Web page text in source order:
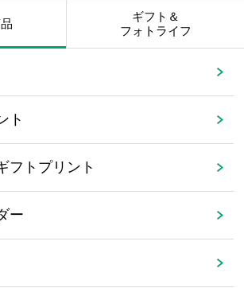
ト
フトプリント
ー
ギフト＆
フォトライフ